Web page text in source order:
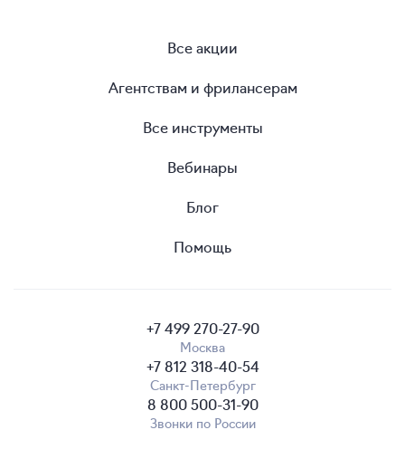
Все акции
Агентствам и фрилансерам
Все инструменты
Вебинары
Блог
Помощь
+7 499 270-27-90
Москва
+7 812 318-40-54
Санкт-Петербург
8 800 500-31-90
Звонки по России